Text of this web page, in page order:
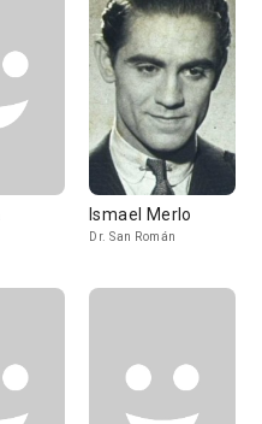
Ismael Merlo
Dr. San Román